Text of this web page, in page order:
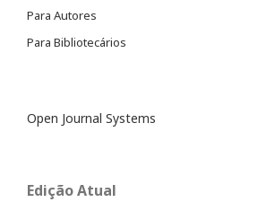
Para Autores
Para Bibliotecários
Open Journal Systems
Edição Atual